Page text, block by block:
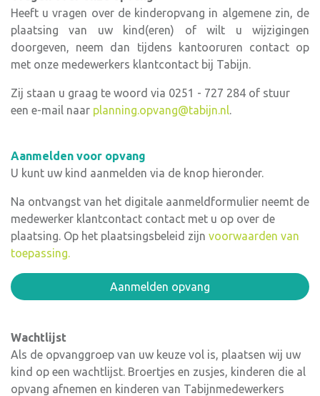
Heeft u vragen over de kinderopvang in algemene zin, de
plaatsing van uw kind(eren) of wilt u wijzigingen
doorgeven, neem dan tijdens kantooruren contact op
met onze medewerkers klantcontact bij Tabijn.
Zij staan u graag te woord via 0251 - 727 284 of stuur
een e-mail naar planning.opvang@tabijn.nl.
Aanmelden voor opvang
U kunt uw kind aanmelden via de knop hieronder.
Na ontvangst van het digitale aanmeldformulier neemt de
medewerker klantcontact contact met u op over de
plaatsing. Op het plaatsingsbeleid zijn voorwaarden van
toepassing.
Aanmelden opvang
Wachtlijst
Als de opvanggroep van uw keuze vol is, plaatsen wij uw
kind op een wachtlijst. Broertjes en zusjes, kinderen die al
opvang afnemen en kinderen van Tabijnmedewerkers